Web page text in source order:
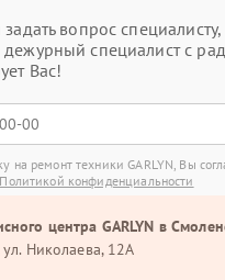
вопрос специалисту,
специалист с
Вас!
на ремонт техники GARLYN, Вы
Политикой конфиденциальности
центра GARLYN в
ул. Николаева, 12А